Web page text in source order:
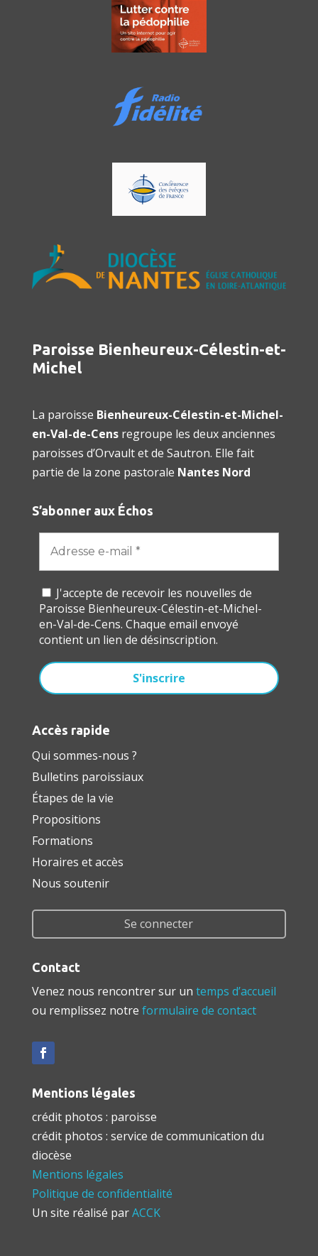
Paroisse Bienheureux-Célestin-et-
Michel
La paroisse Bienheureux-Célestin-et-Michel-
en-Val-de-Censregroupe les deux anciennes
paroisses d’Orvault et de Sautron. Elle fait
partie de la zone pastorale Nantes Nord
S’abonner aux Échos
J'accepte de recevoir les nouvelles de
Paroisse Bienheureux-Célestin-et-Michel-
en-Val-de-Cens. Chaque email envoyé
contient un lien de désinscription.
Accès rapide
Qui sommes-nous ?
Bulletins paroissiaux
Étapes de la vie
Propositions
Formations
Horaires et accès
Nous soutenir
Se connecter
Contact
Venez nous rencontrer sur un temps d’accueil
ou remplissez notre formulaire de contact
Mentions légales
crédit photos : paroisse
crédit photos : service de communication du
diocèse
Mentions légales
Politique de confidentialité
Un site réalisé parACCK